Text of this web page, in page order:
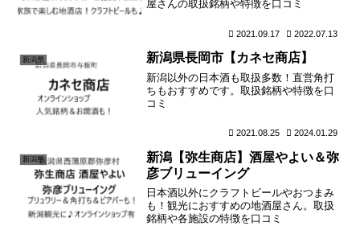
屋さんの取扱銘柄や特徴を口コミ
2021.09.17 2022.07.13
新潟県 新潟県長岡市【カネセ商店】
新潟以外の日本酒も取扱多数！直営角打
ちもおすすめです。取扱銘柄や特徴を口
コミ
2021.08.25 2024.01.29
新潟県
新潟【弥生商店】酒屋やよい＆弥
彦ブリューイング
日本酒以外にクラフトビールやおつまみ
も！観光におすすめの地酒屋さん。取扱
銘柄や各施設の特徴を口コミ